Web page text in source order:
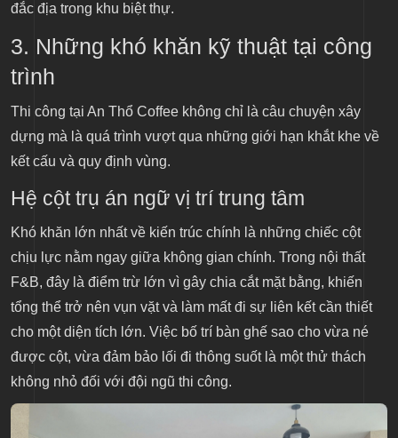
đắc địa trong khu biệt thự.
3. Những khó khăn kỹ thuật tại công
trình
Thi công tại An Thổ Coffee không chỉ là câu chuyện xây
dựng mà là quá trình vượt qua những giới hạn khắt khe về
kết cấu và quy định vùng.
Hệ cột trụ án ngữ vị trí trung tâm
Khó khăn lớn nhất về kiến trúc chính là những chiếc cột
chịu lực nằm ngay giữa không gian chính. Trong nội thất
F&B, đây là điểm trừ lớn vì gây chia cắt mặt bằng, khiến
tổng thể trở nên vụn vặt và làm mất đi sự liên kết cần thiết
cho một diện tích lớn. Việc bố trí bàn ghế sao cho vừa né
được cột, vừa đảm bảo lối đi thông suốt là một thử thách
không nhỏ đối với đội ngũ thi công.